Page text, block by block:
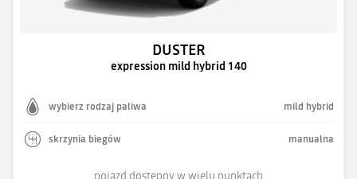
DUSTER
expression mild hybrid 140
wybierz rodzaj paliwa mild hybrid
skrzynia biegów manualna
pojazd dostępny w wielu punktach